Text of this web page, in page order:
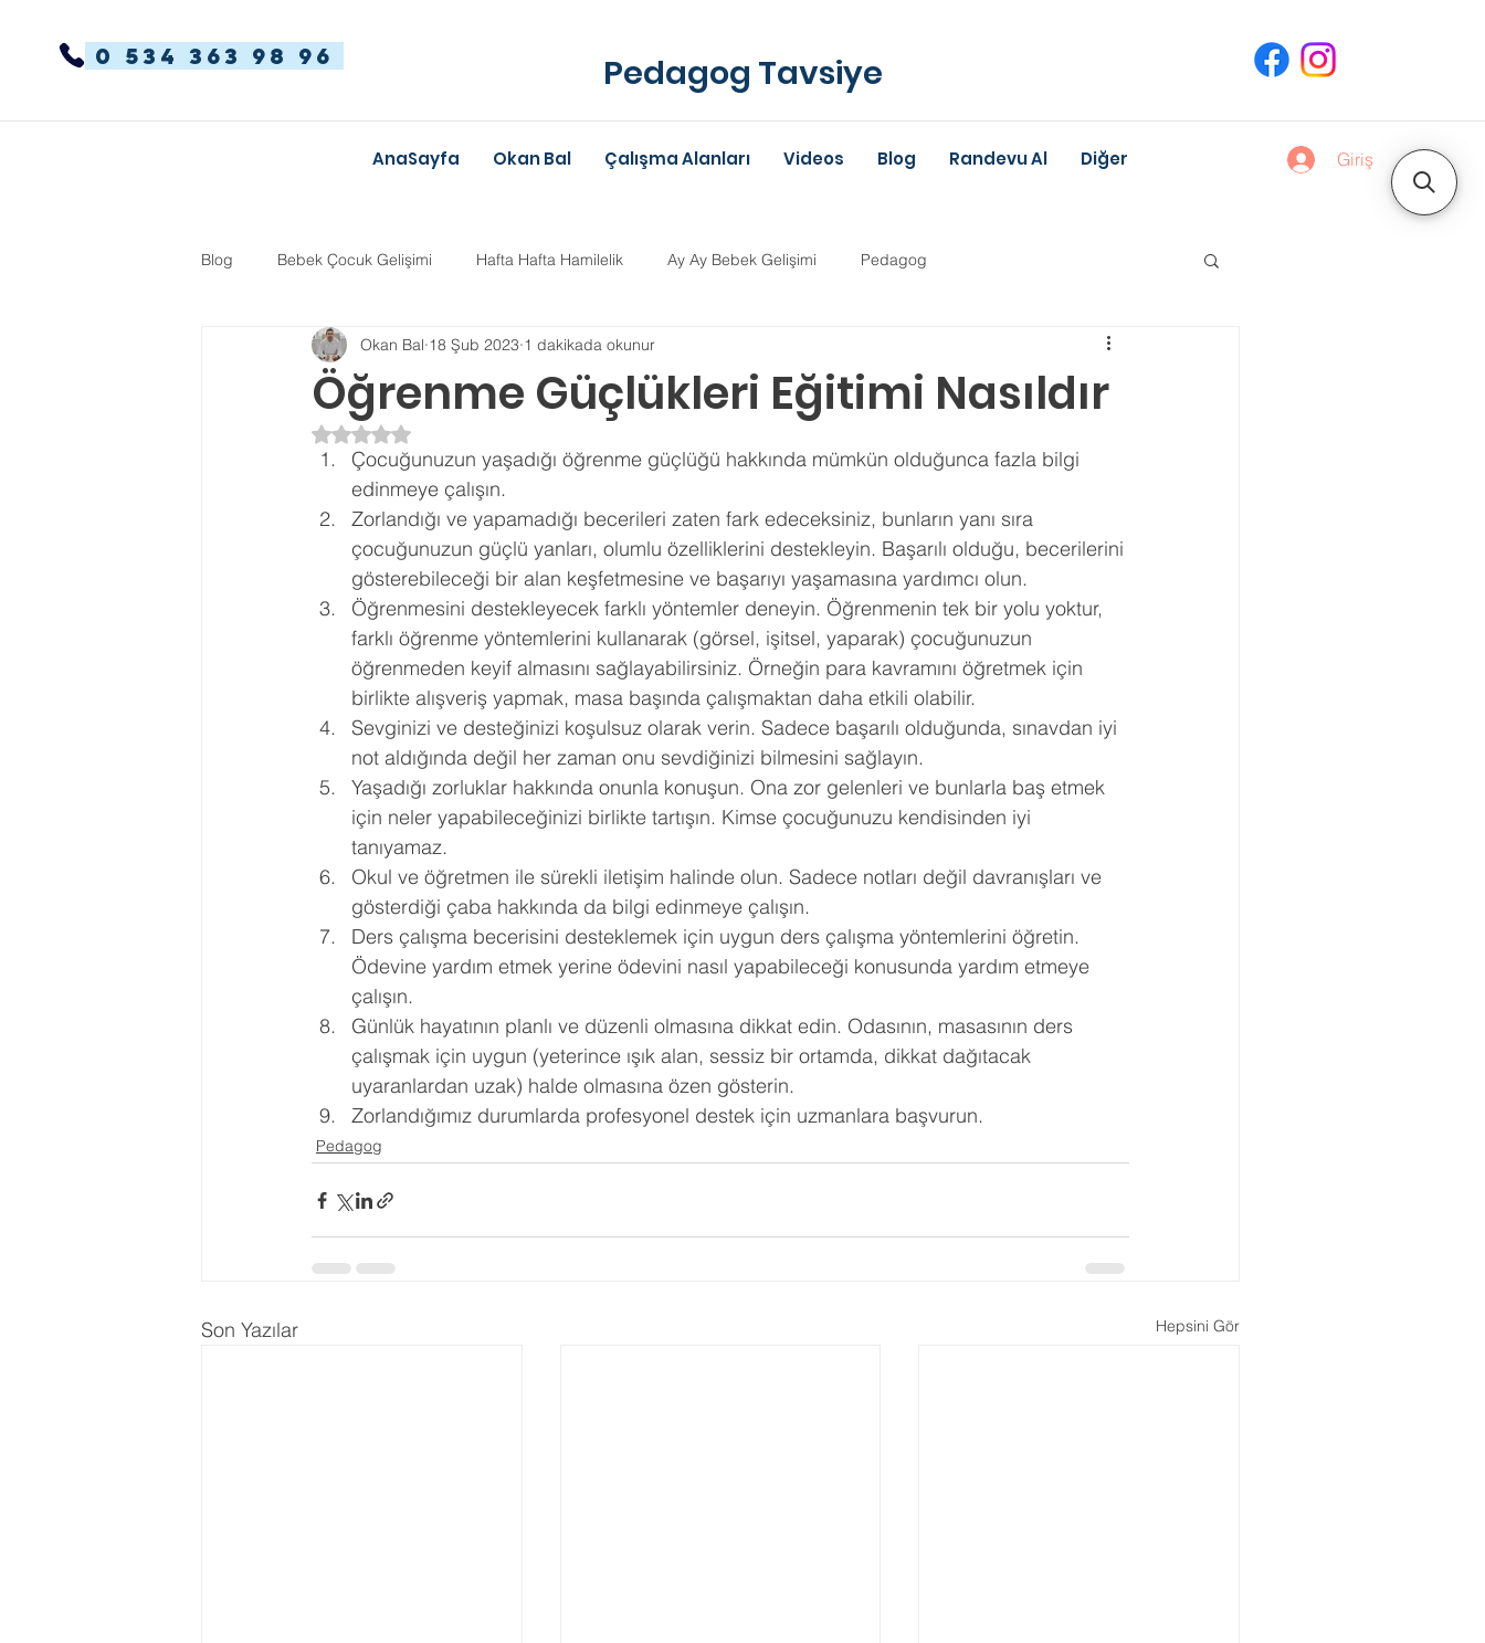
0 534 363 98 96 Pedagog Tavsiye
AnaSayfa Okan Bal Çalışma Alanları Videos Blog Randevu Al Diğer Giriş
Blog Bebek Çocuk Gelişimi Hafta Hafta Hamilelik Ay Ay Bebek Gelişimi Pedagog
Dikkat Dağınıklığı Hiperaktivite Anne-Baba Eğitimi
Kekemelik TYT-AYT
Ergenlik Danışmanlığı PDR Rehberlik Psikoloji Tercih Danışmanı Öğrenci Koçluğu Boşanma Danışmanlığı
Evlilik Terapisi
Öğrenme Güçlükleri Eğitimi Nasıldır
Okan Bal 18 Şub 2023 1 dakikada okunur
5 üzerinden NaN yıldız
Çocuğunuzun yaşadığı öğrenme güçlüğü hakkında mümkün olduğunca fazla bilgi
edinmeye çalışın.
Zorlandığı ve yapamadığı becerileri zaten fark edeceksiniz, bunların yanı sıra
çocuğunuzun güçlü yanları, olumlu özelliklerini destekleyin. Başarılı olduğu, becerilerini
gösterebileceği bir alan keşfetmesine ve başarıyı yaşamasına yardımcı olun.
Öğrenmesini destekleyecek farklı yöntemler deneyin. Öğrenmenin tek bir yolu yoktur,
farklı öğrenme yöntemlerini kullanarak (görsel, işitsel, yaparak) çocuğunuzun
öğrenmeden keyif almasını sağlayabilirsiniz. Örneğin para kavramını öğretmek için
birlikte alışveriş yapmak, masa başında çalışmaktan daha etkili olabilir.
Sevginizi ve desteğinizi koşulsuz olarak verin. Sadece başarılı olduğunda, sınavdan iyi
not aldığında değil her zaman onu sevdiğinizi bilmesini sağlayın.
Yaşadığı zorluklar hakkında onunla konuşun. Ona zor gelenleri ve bunlarla baş etmek
için neler yapabileceğinizi birlikte tartışın. Kimse çocuğunuzu kendisinden iyi
tanıyamaz.
Okul ve öğretmen ile sürekli iletişim halinde olun. Sadece notları değil davranışları ve
gösterdiği çaba hakkında da bilgi edinmeye çalışın.
Ders çalışma becerisini desteklemek için uygun ders çalışma yöntemlerini öğretin.
Ödevine yardım etmek yerine ödevini nasıl yapabileceği konusunda yardım etmeye
çalışın.
Günlük hayatının planlı ve düzenli olmasına dikkat edin. Odasının, masasının ders
çalışmak için uygun (yeterince ışık alan, sessiz bir ortamda, dikkat dağıtacak
uyaranlardan uzak) halde olmasına özen gösterin.
Zorlandığımız durumlarda profesyonel destek için uzmanlara başvurun.
Pedagog
Son Yazılar Hepsini Gör